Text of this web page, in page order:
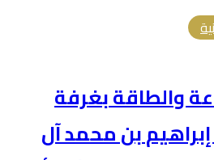
والطاقة بغرفة
بن محمد آل